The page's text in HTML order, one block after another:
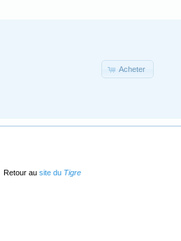
Acheter
Retour au site du Tigre